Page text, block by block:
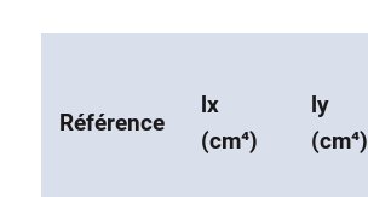
Référence
lx
(cm⁴)
ly
(cm⁴)